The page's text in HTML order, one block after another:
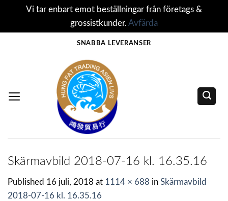
Vi tar enbart emot beställningar från företags &
grossistkunder. Avfärda
SNABBA LEVERANSER
Skärmavbild 2018-07-16 kl. 16.35.16
Published 16 juli, 2018 at 1114 × 688 in Skärmavbild
2018-07-16 kl. 16.35.16